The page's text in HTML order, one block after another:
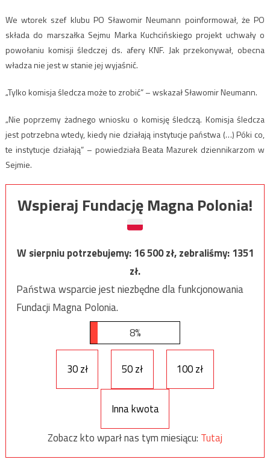
We wtorek szef klubu PO Sławomir Neumann poinformował, że PO
składa do marszałka Sejmu Marka Kuchcińskiego projekt uchwały o
powołaniu komisji śledczej ds. afery KNF. Jak przekonywał, obecna
władza nie jest w stanie jej wyjaśnić.
„Tylko komisja śledcza może to zrobić” – wskazał Sławomir Neumann.
„Nie poprzemy żadnego wniosku o komisję śledczą. Komisja śledcza
jest potrzebna wtedy, kiedy nie działają instytucje państwa (…) Póki co,
te instytucje działają” – powiedziała Beata Mazurek dziennikarzom w
Sejmie.
Wspieraj Fundację Magna Polonia!
W sierpniu potrzebujemy:16 500zł, zebraliśmy:1351
zł.
Państwa wsparcie jest niezbędne dla funkcjonowania
Fundacji Magna Polonia.
8%
30 zł 50 zł 100 zł
Inna kwota
Zobacz kto wparł nas tym miesiącu: Tutaj